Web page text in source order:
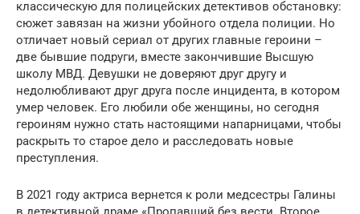
классическую для полицейских детективов обстановку:
сюжет завязан на жизни убойного отдела полиции. Но
отличает новый сериал от других главные героини –
две бывшие подруги, вместе закончившие Высшую
школу МВД. Девушки не доверяют друг другу и
недолюбливают друг друга после инцидента, в котором
умер человек. Его любили обе женщины, но сегодня
героиням нужно стать настоящими напарницами, чтобы
раскрыть то старое дело и расследовать новые
преступления.
В 2021 году актриса вернется к роли медсестры Галины